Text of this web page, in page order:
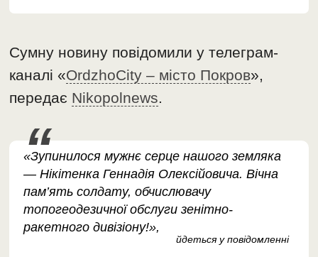
Сумну новину повідомили у телеграм-
каналі «OrdzhoCity – місто Покров»,
передає Nikopolnews.
«Зупинилося мужнє серце нашого земляка
— Нікітенка Геннадія Олексійовича. Вічна
пам’ять солдату, обчислювачу
топогеодезичної обслуги зенітно-
ракетного дивізіону!»,
йдеться у повідомленні